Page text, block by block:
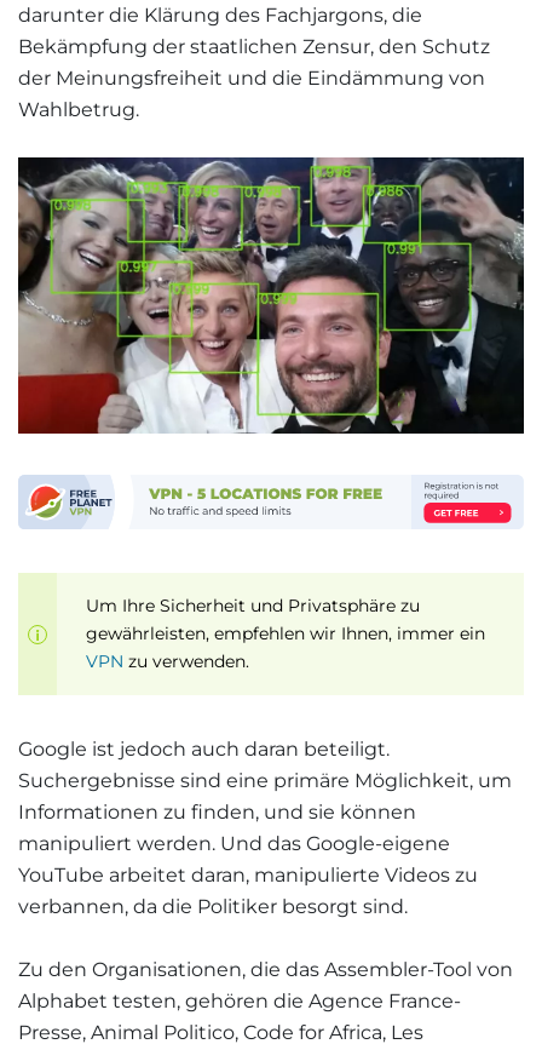
darunter die Klärung des Fachjargons, die
Bekämpfung der staatlichen Zensur, den Schutz
der Meinungsfreiheit und die Eindämmung von
Wahlbetrug.
Um Ihre Sicherheit und Privatsphäre zu
gewährleisten, empfehlen wir Ihnen, immer ein
VPN zu verwenden.
Google ist jedoch auch daran beteiligt.
Suchergebnisse sind eine primäre Möglichkeit, um
Informationen zu finden, und sie können
manipuliert werden. Und das Google-eigene
YouTube arbeitet daran, manipulierte Videos zu
verbannen, da die Politiker besorgt sind.
Zu den Organisationen, die das Assembler-Tool von
Alphabet testen, gehören die Agence France-
Presse, Animal Politico, Code for Africa, Les